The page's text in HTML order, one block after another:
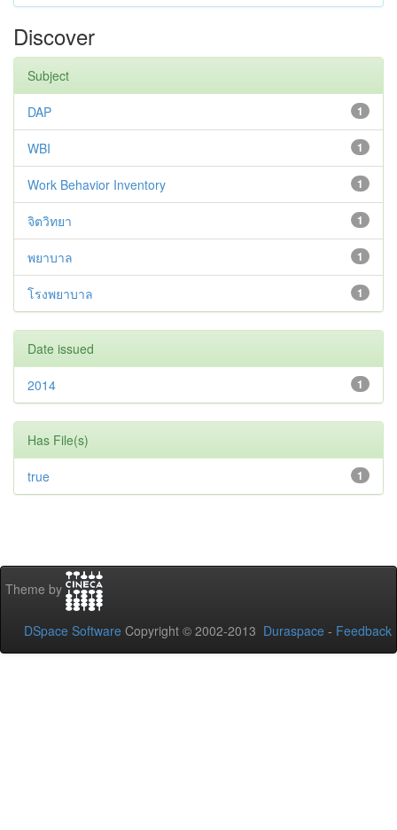
Discover
Subject
1
DAP
1
WBI
1
Work Behavior Inventory
1
จิตวิทยา
1
พยาบาล
1
โรงพยาบาล
Date issued
1
2014
Has File(s)
1
true
Theme by
DSpace Software Copyright © 2002-2013 Duraspace - Feedback